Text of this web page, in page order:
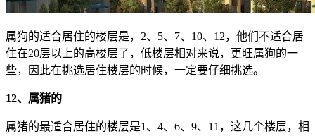
属狗的适合居住的楼层是，2、5、7、10、12，他们不适合居
住在20层以上的高楼层了，低楼层相对来说，更旺属狗的一
些，因此在挑选居住楼层的时候，一定要仔细挑选。
12、属猪的
属猪的最适合居住的楼层是1、4、6、9、11，这几个楼层，相